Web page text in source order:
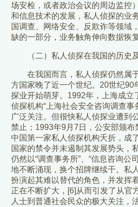
场安检，或者政治会议的周边监控
和信息技术的发展，私人侦探的业
国调查、网络安全、反欺诈等领域
缺的一部分，业务触角伸向数据恢
（二）私人侦探在我国的历史
在我国而言，私人侦探仍然属
方国家晚了近一个世纪。20世纪90
探业开始萌芽。1992年，上海成立
侦探机构“上海社会安全咨询调查事
广泛关注。但很快私人侦探业遭到
禁止；1993年9月7日，公安部颁布
中国第一家私人侦探机构夭折，成
国家的禁令并未遏制其发展势头，
仍然以“调查事务所”、“信息咨询公
地不断涌现，换个招牌继续干。私
扮演起其难以替代的角色，并发挥
正在不断扩大，[6]从而引发了从官
人士到普通社会民众的极大关注，